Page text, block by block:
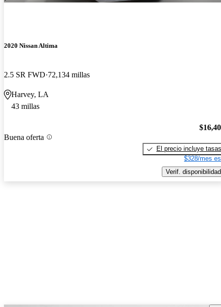
2020 Nissan Altima
2.5 SR FWD 72,134 millas
Harvey, LA
43 millas
Buena oferta
El precio incluye tasas
$328/mes
Verif. disponibilidad